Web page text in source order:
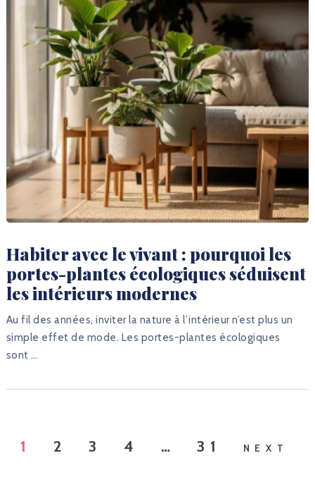
Habiter avec le vivant : pourquoi les
portes-plantes écologiques séduisent
les intérieurs modernes
Au fil des années, inviter la nature à l’intérieur n’est plus un
simple effet de mode. Les portes-plantes écologiques
sont …
PAGINATION
1 2 3 4 … 31 NEXT